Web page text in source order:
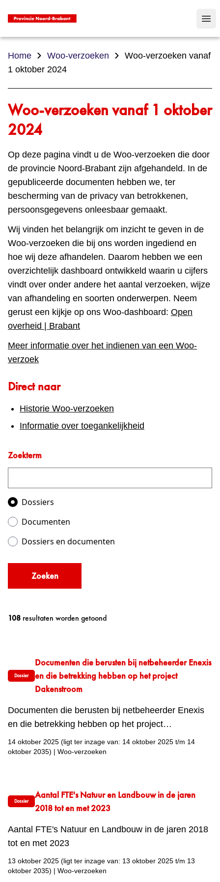
Home Woo-verzoeken
Woo-verzoeken vanaf
1 oktober 2024
Woo-verzoeken vanaf 1 oktober
2024
Op deze pagina vindt u de Woo‑verzoeken die door
de provincie Noord‑Brabant zijn afgehandeld. In de
gepubliceerde documenten hebben we, ter
bescherming van de privacy van betrokkenen,
persoonsgegevens onleesbaar gemaakt.
Wij vinden het belangrijk om inzicht te geven in de
Woo‑verzoeken die bij ons worden ingediend en
hoe wij deze afhandelen. Daarom hebben we een
overzichtelijk dashboard ontwikkeld waarin u cijfers
vindt over onder andere het aantal verzoeken, wijze
van afhandeling en soorten onderwerpen. Neem
gerust een kijkje op ons Woo‑dashboard: Open
overheid | Brabant
Meer informatie over het indienen van een Woo-
verzoek
Direct naar
Historie Woo-verzoeken
Informatie over toegankelijkheid
Zoekterm
Zoeken in
Dossiers
Documenten
Dossiers en documenten
Zoeken
108 resultaten worden getoond
Dossier
Documenten die berusten bij netbeheerder Enexis
en die betrekking hebben op het project
Dakenstroom
Documenten die berusten bij netbeheerder Enexis
en die betrekking hebben op het project
Dakenstroom
14 oktober 2025 (ligt ter inzage van: 14 oktober 2025 t/m 14
oktober 2035) | Woo-verzoeken
Dossier
Aantal FTE's Natuur en Landbouw in de jaren
2018 tot en met 2023
Aantal FTE's Natuur en Landbouw in de jaren 2018
tot en met 2023
13 oktober 2025 (ligt ter inzage van: 13 oktober 2025 t/m 13
oktober 2035) | Woo-verzoeken